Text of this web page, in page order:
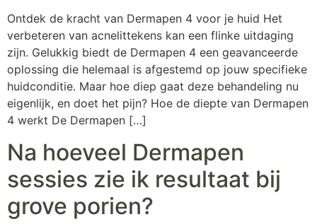
Ontdek de kracht van Dermapen 4 voor je huid Het
verbeteren van acnelittekens kan een flinke uitdaging
zijn. Gelukkig biedt de Dermapen 4 een geavanceerde
oplossing die helemaal is afgestemd op jouw specifieke
huidconditie. Maar hoe diep gaat deze behandeling nu
eigenlijk, en doet het pijn? Hoe de diepte van Dermapen
4 werkt De Dermapen […]
Na hoeveel Dermapen
sessies zie ik resultaat bij
grove porien?